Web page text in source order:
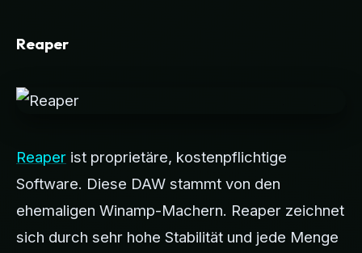
Reaper
Reaper ist proprietäre, kostenpflichtige
Software. Diese DAW stammt von den
ehemaligen Winamp-Machern. Reaper zeichnet
sich durch sehr hohe Stabilität und jede Menge